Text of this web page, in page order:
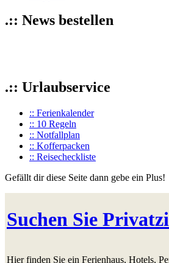
.:: News bestellen
.:: Urlaubservice
:: Ferienkalender
:: 10 Regeln
:: Notfallplan
:: Kofferpacken
:: Reisecheckliste
Gefällt dir diese Seite dann gebe ein Plus!
Suchen Sie
Hier finden Sie ein Ferienhaus, Hotels,